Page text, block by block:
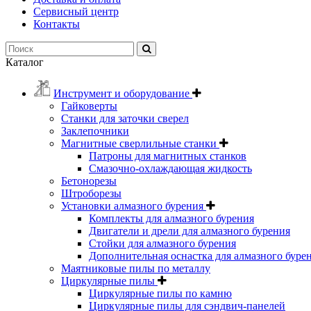
Сервисный центр
Контакты
Каталог
Инструмент и оборудование
Гайковерты
Станки для заточки сверел
Заклепочники
Магнитные сверлильные станки
Патроны для магнитных станков
Смазочно-охлаждающая жидкость
Бетонорезы
Штроборезы
Установки алмазного бурения
Комплекты для алмазного бурения
Двигатели и дрели для алмазного бурения
Стойки для алмазного бурения
Дополнительная оснастка для алмазного
Маятниковые пилы по металлу
Циркулярные пилы
Циркулярные пилы по камню
Циркулярные пилы для сэндвич-панелей